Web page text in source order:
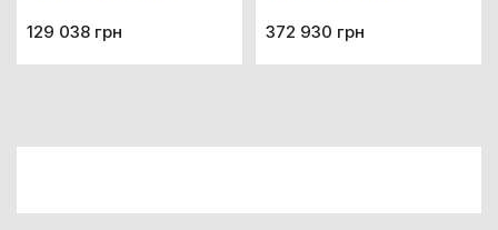
129 038 грн 372 930 грн